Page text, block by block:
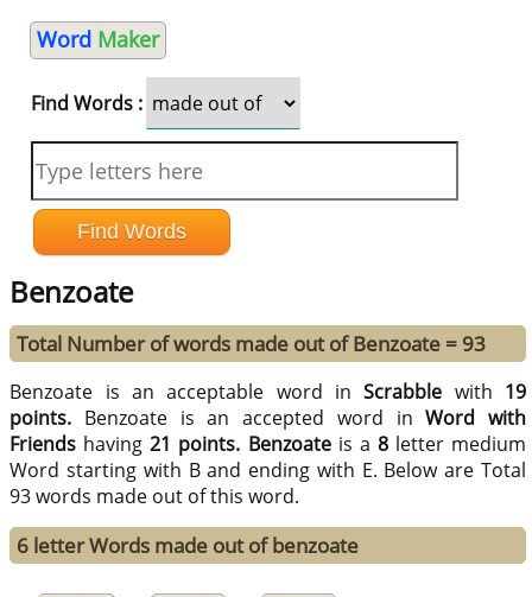
Word Maker
Find Words :
Benzoate
Total Number of words made out of Benzoate = 93
Benzoate is an acceptable word inScrabble with 19
points. Benzoate is an accepted word inWord with
Friends having21 points. Benzoateis a 8letter medium
Word starting with B and ending with E. Below are Total
93 words made out of this word.
6 letter Words made out of benzoate